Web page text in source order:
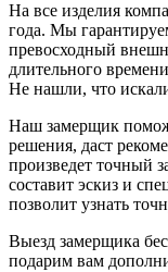
На все изделия
года. Мы
превосходный
длительного
Не нашли, что
Наш замерщик
решения, даст
произведет точный
составит эскиз и
позволит узнать
Выезд замерщика
подарим вам